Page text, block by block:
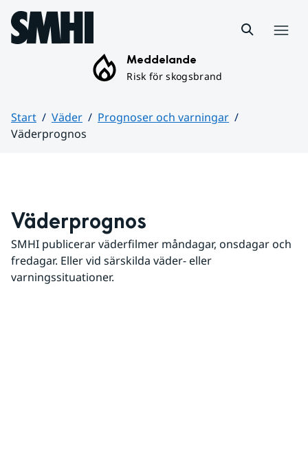
Hoppa till sidans innehåll
Meddelande
Risk för skogsbrand
Start Väder
Prognoser och varningar
Väderprognos
Väderprognos
SMHI publicerar väderfilmer måndagar, onsdagar och
fredagar. Eller vid särskilda väder- eller
varningssituationer.